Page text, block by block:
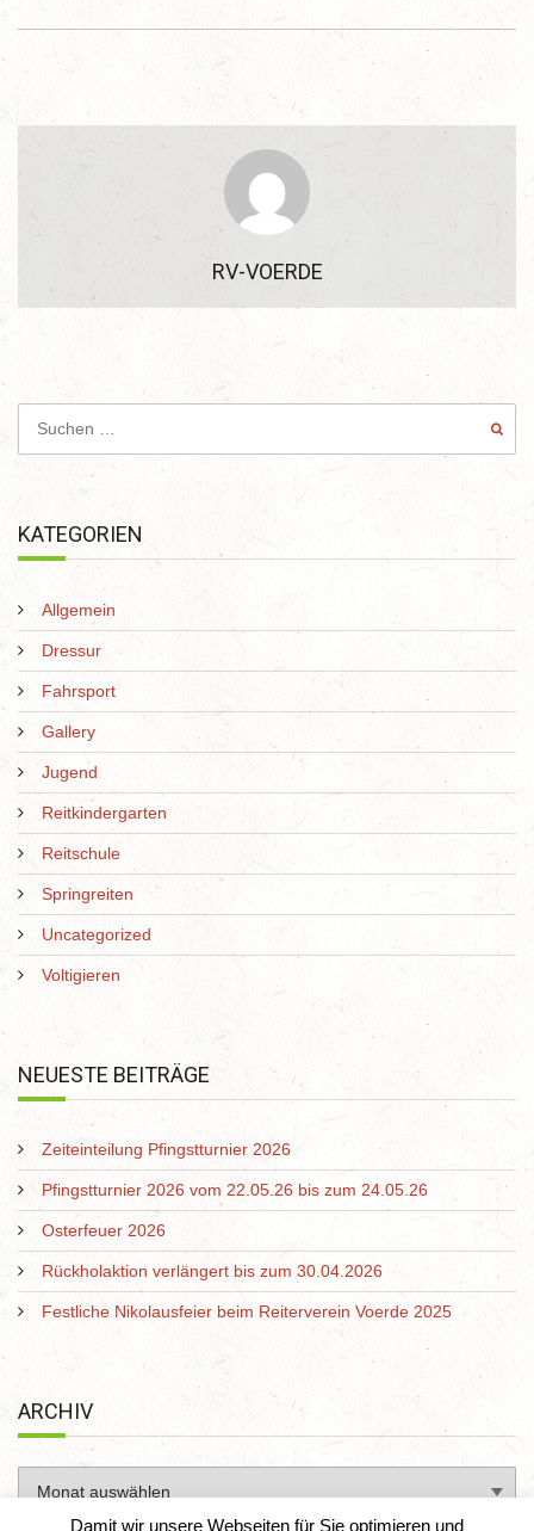
RV-VOERDE
KATEGORIEN
Allgemein
Dressur
Fahrsport
Gallery
Jugend
Reitkindergarten
Reitschule
Springreiten
Uncategorized
Voltigieren
NEUESTE BEITRÄGE
Zeiteinteilung Pfingstturnier 2026
Pfingstturnier 2026 vom 22.05.26 bis zum 24.05.26
Osterfeuer 2026
Rückholaktion verlängert bis zum 30.04.2026
Festliche Nikolausfeier beim Reiterverein Voerde 2025
ARCHIV
Damit wir unsere Webseiten für Sie optimieren und